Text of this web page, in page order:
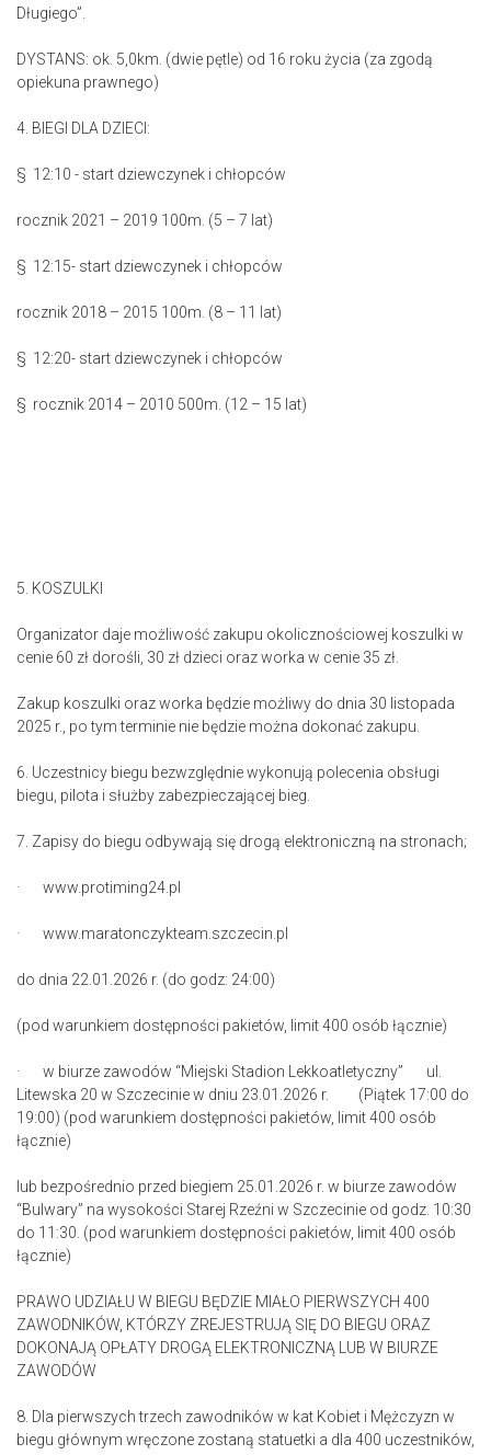
Długiego”.
DYSTANS: ok. 5,0km. (dwie pętle) od 16 roku życia (za zgodą
opiekuna prawnego)
4. BIEGI DLA DZIECI:
§ 12:10 - start dziewczynek i chłopców
rocznik 2021 – 2019 100m. (5 – 7 lat)
§ 12:15- start dziewczynek i chłopców
rocznik 2018 – 2015 100m. (8 – 11 lat)
§ 12:20- start dziewczynek i chłopców
§ rocznik 2014 – 2010 500m. (12 – 15 lat)
5. KOSZULKI
Organizator daje możliwość zakupu okolicznościowej koszulki w
cenie 60 zł dorośli, 30 zł dzieci oraz worka w cenie 35 zł.
Zakup koszulki oraz worka będzie możliwy do dnia 30 listopada
2025 r., po tym terminie nie będzie można dokonać zakupu.
6. Uczestnicy biegu bezwzględnie wykonują polecenia obsługi
biegu, pilota i służby zabezpieczającej bieg.
7. Zapisy do biegu odbywają się drogą elektroniczną na stronach;
· www.protiming24.pl
· www.maratonczykteam.szczecin.pl
do dnia 22.01.2026 r. (do godz: 24:00)
(pod warunkiem dostępności pakietów, limit 400 osób łącznie)
· w biurze zawodów “Miejski Stadion Lekkoatletyczny” ul.
Litewska 20 w Szczecinie w dniu 23.01.2026 r. (Piątek 17:00 do
19:00) (pod warunkiem dostępności pakietów, limit 400 osób
łącznie)
lub bezpośrednio przed biegiem 25.01.2026 r. w biurze zawodów
“Bulwary” na wysokości Starej Rzeźni w Szczecinie od godz. 10:30
do 11:30. (pod warunkiem dostępności pakietów, limit 400 osób
łącznie)
PRAWO UDZIAŁU W BIEGU BĘDZIE MIAŁO PIERWSZYCH 400
ZAWODNIKÓW, KTÓRZY ZREJESTRUJĄ SIĘ DO BIEGU ORAZ
DOKONAJĄ OPŁATY DROGĄ ELEKTRONICZNĄ LUB W BIURZE
ZAWODÓW
8. Dla pierwszych trzech zawodników w kat Kobiet i Mężczyzn w
biegu głównym wręczone zostaną statuetki a dla 400 uczestników,